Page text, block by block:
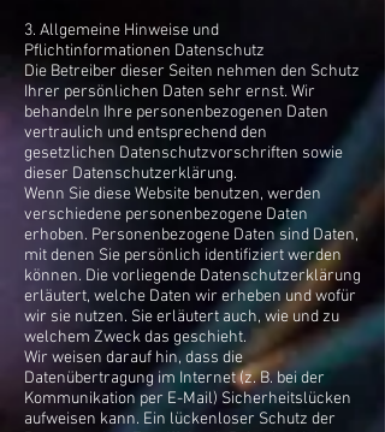
3. Allgemeine Hinweise und
Pflichtinformationen Datenschutz
Die Betreiber dieser Seiten nehmen den Schutz
Ihrer persönlichen Daten sehr ernst. Wir
behandeln Ihre personenbezogenen Daten
vertraulich und entsprechend den
gesetzlichen Datenschutzvorschriften sowie
dieser Datenschutzerklärung.
Wenn Sie diese Website benutzen, werden
verschiedene personenbezogene Daten
erhoben. Personenbezogene Daten sind Daten,
mit denen Sie persönlich identifiziert werden
können. Die vorliegende Datenschutzerklärung
erläutert, welche Daten wir erheben und wofür
wir sie nutzen. Sie erläutert auch, wie und zu
welchem Zweck das geschieht.
Wir weisen darauf hin, dass die
Datenübertragung im Internet (z. B. bei der
Kommunikation per E-Mail) Sicherheitslücken
aufweisen kann. Ein lückenloser Schutz der